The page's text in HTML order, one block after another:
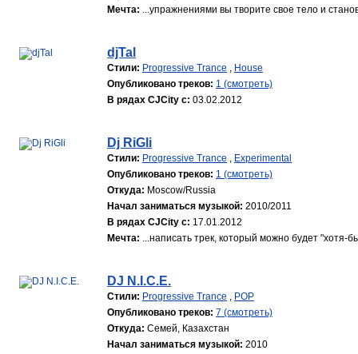
Мечта: ...упражнениями вы творите свое тело и
djTal
Стили: Progressive Trance , House
Опубликовано треков: 1 (смотреть)
В рядах CJCity с: 03.02.2012
Dj RiGli
Стили: Progressive Trance , Experimental
Опубликовано треков: 1 (смотреть)
Откуда: Moscow/Russia
Начал заниматься музыкой: 2010/2011
В рядах CJCity с: 17.01.2012
Мечта: ...написать трек, который можно будет "хотя-
DJ N.I.C.E.
Стили: Progressive Trance , POP
Опубликовано треков: 7 (смотреть)
Откуда: Семей, Казахстан
Начал заниматься музыкой: 2010